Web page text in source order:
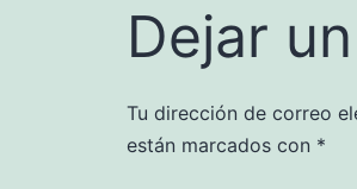
Dejar
Tu dirección de correo
están marcados con *